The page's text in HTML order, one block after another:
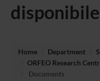
disponibile
Home Department
ORFEO Research
Documents